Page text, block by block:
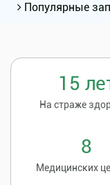
Популярные
15
На страже
8
Медицинских